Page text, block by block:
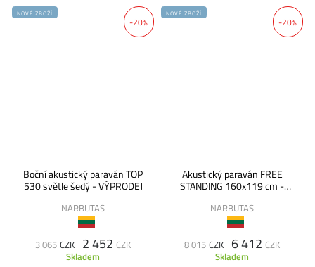
-20%
NOVÉ ZBOŽÍ
Boční akustický paraván TOP
530 světle šedý - VÝPRODEJ
NARBUTAS
3 065 CZK 2 452 CZK
Skladem
-20%
NOVÉ ZBOŽÍ
Akustický paraván FREE
STANDING 160x119 cm -
NARBUTAS
8 015 CZK 6 412 CZK
Skladem